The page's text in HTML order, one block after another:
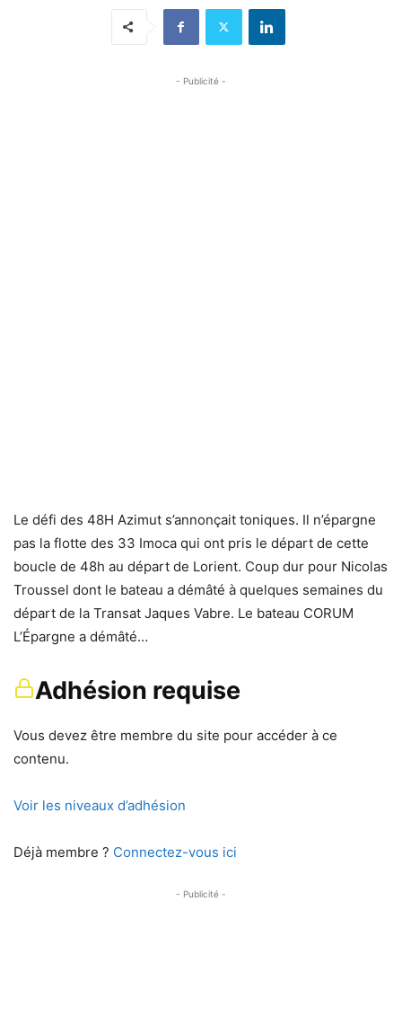
- Publicité -
Le défi des 48H Azimut s’annonçait toniques. Il n’épargne
pas la flotte des 33 Imoca qui ont pris le départ de cette
boucle de 48h au départ de Lorient. Coup dur pour Nicolas
Troussel dont le bateau a démâté à quelques semaines du
départ de la Transat Jaques Vabre. Le bateau CORUM
L’Épargne a démâté…
Adhésion requise
Vous devez être membre du site pour accéder à ce
contenu.
Voir les niveaux d’adhésion
Déjà membre ? Connectez-vous ici
- Publicité -